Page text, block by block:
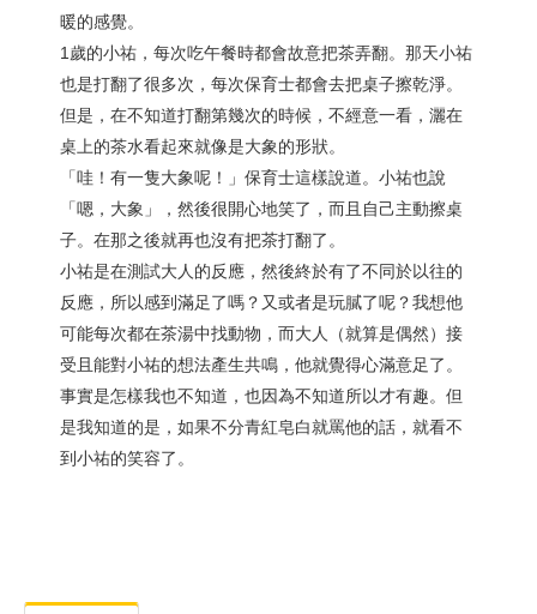
暖的感覺。
1歲的小祐，每次吃午餐時都會故意把茶弄翻。那天小祐
也是打翻了很多次，每次保育士都會去把桌子擦乾淨。
但是，在不知道打翻第幾次的時候，不經意一看，灑在
桌上的茶水看起來就像是大象的形狀。
「哇！有一隻大象呢！」保育士這樣說道。小祐也說
「嗯，大象」，然後很開心地笑了，而且自己主動擦桌
子。在那之後就再也沒有把茶打翻了。
小祐是在測試大人的反應，然後終於有了不同於以往的
反應，所以感到滿足了嗎？又或者是玩膩了呢？我想他
可能每次都在茶湯中找動物，而大人（就算是偶然）接
受且能對小祐的想法產生共鳴，他就覺得心滿意足了。
事實是怎樣我也不知道，也因為不知道所以才有趣。但
是我知道的是，如果不分青紅皂白就罵他的話，就看不
到小祐的笑容了。